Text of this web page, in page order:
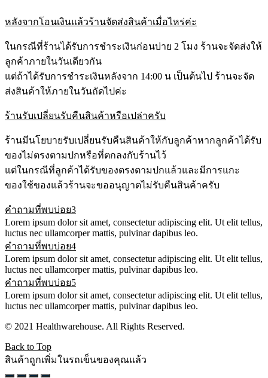
หลังจากโอนเงินแล้วร้านจัดส่งสินค้าเมื่อไหร่ค่ะ
ในกรณีที่ร้านได้รับการชำระเงินก่อนบ่าย 2 โมง ร้านจะจัดส่งให้
ลูกค้าภายในวันเดียวกัน
แต่ถ้าได้รับการชำระเงินหลังจาก 14:00 น เป็นต้นไป ร้านจะจัด
ส่งสินค้าให้ภายในวันถัดไปค่ะ
ร้านรับเปลี่ยนรับคืนสินค้าหรือเปล่าครับ
ร้านมีนโยบายรับเปลี่ยนรับคืนสินค้าให้กับลูกค้าหากลูกค้าได้รับ
ของไม่ตรงตามปกหรือที่ตกลงกับร้านไว้
แต่ในกรณีที่ลูกค้าได้รับของตรงตามปกแล้วและมีการแกะ
ของใช้ของแล้วร้านจะขออนุญาตไม่รับคืนสินค้าครับ
คำถามที่พบบ่อย3
Lorem ipsum dolor sit amet, consectetur adipiscing elit. Ut elit tellus,
luctus nec ullamcorper mattis, pulvinar dapibus leo.
คำถามที่พบบ่อย4
Lorem ipsum dolor sit amet, consectetur adipiscing elit. Ut elit tellus,
luctus nec ullamcorper mattis, pulvinar dapibus leo.
คำถามที่พบบ่อย5
Lorem ipsum dolor sit amet, consectetur adipiscing elit. Ut elit tellus,
luctus nec ullamcorper mattis, pulvinar dapibus leo.
© 2021 Healthwarehouse. All Rights Reserved.
Back to Top
สินค้าถูกเพิ่มในรถเข็นของคุณแล้ว